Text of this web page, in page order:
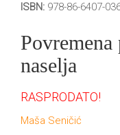
ISBN: 978-86-6407-
naselja
RASPRODATO!
Maša Seničić